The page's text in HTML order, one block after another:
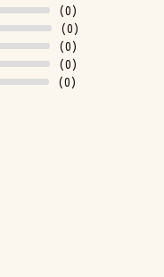
(0)
(0)
(0)
(0)
(0)